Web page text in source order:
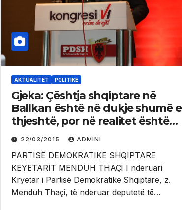
AKTUALITET POLITIKË
Gjeka: Çështja shqiptare në
Ballkan është në dukje shumë e
thjeshtë, por në realitet është
shumë komplekse – Urimi i PD-
së dërguar Menduh Thaçit
22/03/2015 ADMINI
PARTISË DEMOKRATIKE SHQIPTARE
KEYETARIT MENDUH THAÇI I nderuari
Kryetar i Partisë Demokratike Shqiptare, z.
Menduh Thaçi, të nderuar deputetë të…